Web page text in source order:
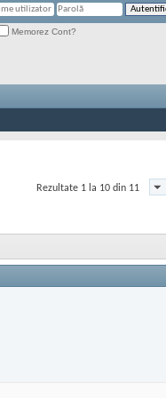
Memorez Cont?
Rezultate 1 la 10 din 11